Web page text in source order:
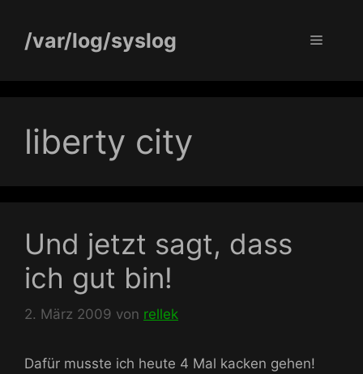
Inhalt
springen
/var/log/syslog Menü
liberty city
Und jetzt sagt, dass
ich gut bin!
2. März 2009 von rellek
Dafür musste ich heute 4 Mal kacken gehen!